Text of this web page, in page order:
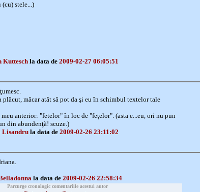
(cu) stele...)
Kutteschla data de 2009-02-27 06:05:51
plăcut, măcar atât să pot da şi eu în schimbul textelor tale
anterior: "fetelor" în loc de "feţelor". (asta e...eu, ori nu pun
din abundenţă! scuze.)
Lisandrula data de 2009-02-26 23:11:02
la data de 2009-02-26 22:58:34
Parcurge cronologic comentariile acestui autor